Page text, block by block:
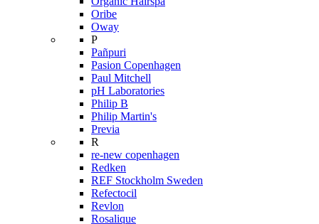
Oribe
Oway
P
Pañpuri
Pasion Copenhagen
Paul Mitchell
pH Laboratories
Philip B
Philip Martin's
Previa
R
re-new copenhagen
Redken
REF Stockholm Sweden
Refectocil
Revlon
Rosalique